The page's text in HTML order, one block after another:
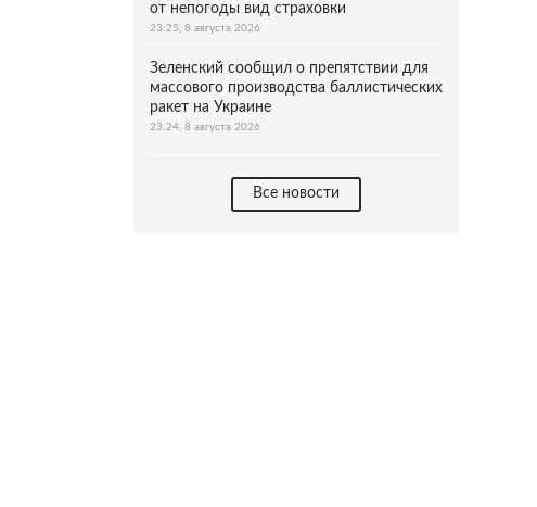
от непогоды вид страховки
23:25, 8 августа 2026
Зеленский сообщил о препятствии для
массового производства баллистических
ракет на Украине
23:24, 8 августа 2026
Все новости